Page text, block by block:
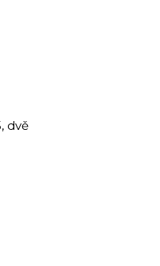
dvě